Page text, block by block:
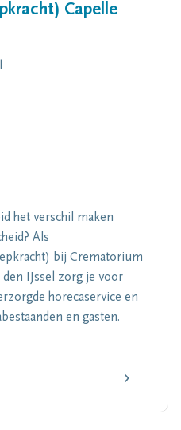
Capelle
het verschil maken
Als
bij Crematorium
den IJssel zorg je voor
horecaservice en
en gasten.